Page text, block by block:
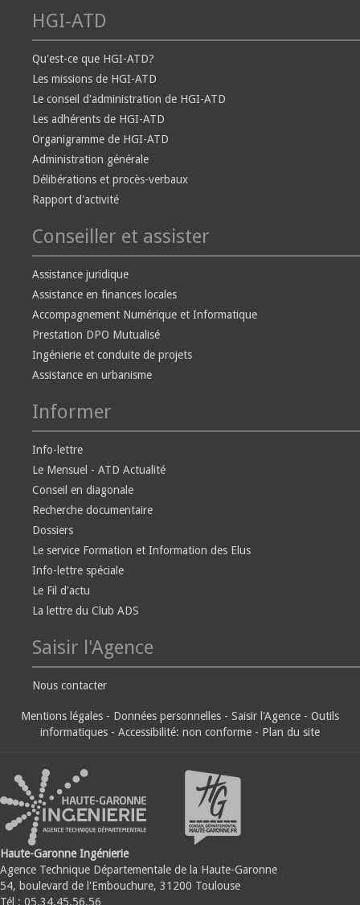
HGI-ATD
Qu'est-ce que HGI-ATD?
Les missions de HGI-ATD
Le conseil d'administration de HGI-ATD
Les adhérents de HGI-ATD
Organigramme de HGI-ATD
Administration générale
Délibérations et procès-verbaux
Rapport d'activité
Conseiller et assister
Assistance juridique
Assistance en finances locales
Accompagnement Numérique et Informatique
Prestation DPO Mutualisé
Ingénierie et conduite de projets
Assistance en urbanisme
Informer
Info-lettre
Le Mensuel - ATD Actualité
Conseil en diagonale
Recherche documentaire
Dossiers
Le service Formation et Information des Elus
Info-lettre spéciale
Le Fil d'actu
La lettre du Club ADS
Saisir l'Agence
Nous contacter
Mentions légales - Données personnelles - Saisir l'Agence - Outils
informatiques - Accessibilité: non conforme - Plan du site
Haute-Garonne Ingénierie
Agence Technique Départementale de la Haute-Garonne
54, boulevard de l'Embouchure, 31200 Toulouse
Tél : 05.34.45.56.56